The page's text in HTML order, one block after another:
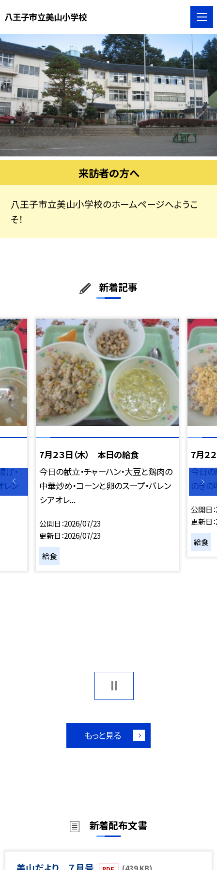
八王子市立美山小学校
来訪者の方へ
八王子市立美山小学校のホームページへようこ
そ！
新着記事
げ・
レン
7月２３日（木） 本日の給食
今日の献立・チャーハン・大豆と鶏肉の
中華炒め・コーンと卵のスープ・バレン
シアオレ...
公開日 2026/07/23
更新日 2026/07/23
給食
7月２
今日の
のきの
公開日
更新日
給食
もっと見る
新着配布文書